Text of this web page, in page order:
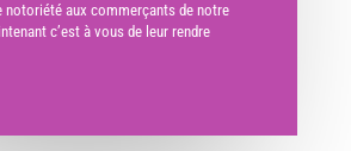
notoriété aux commerçants de notre
c’est à vous de leur rendre